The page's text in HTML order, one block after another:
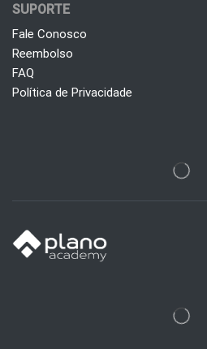
SUPORTE
Fale Conosco
Reembolso
FAQ
Política de Privacidade